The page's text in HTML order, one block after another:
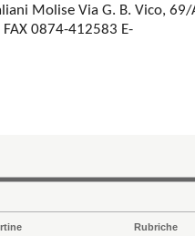
Molise Via G. B. Vico, 69/
0874-412583 E-
Rubriche